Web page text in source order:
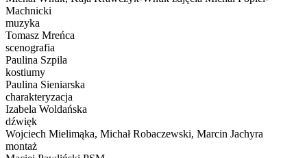
Machnicki
muzyka
Tomasz Mreńca
scenografia
Paulina Szpila
kostiumy
Paulina Sieniarska
charakteryzacja
Izabela Woldańska
dźwięk
Wojciech Mielimąka, Michał Robaczewski, Marcin Jachyra
montaż